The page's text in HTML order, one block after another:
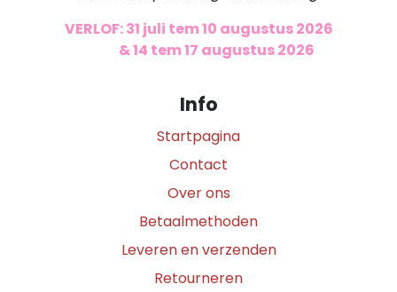
VERLOF: 31 juli tem 10 augustus 2026
& 14 tem 17 augustus 2026
Info
Startpagina
Contact
Over ons
Betaalmethoden
Leveren en verzenden
Retourneren